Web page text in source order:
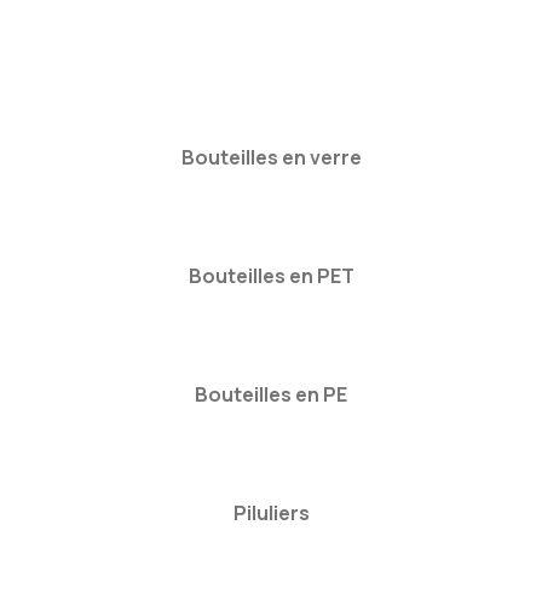
Bouteilles en verre
Bouteilles en PET
Bouteilles en PE
Piluliers